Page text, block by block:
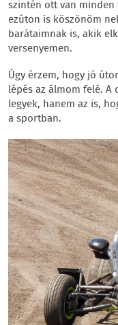
szintén ott van
ezúton is köszönöm
barátaimnak is, akik
versenyemen.
Úgy érzem, hogy jó
lépés az álmom felé. A
legyek, hanem az is,
a sportban.